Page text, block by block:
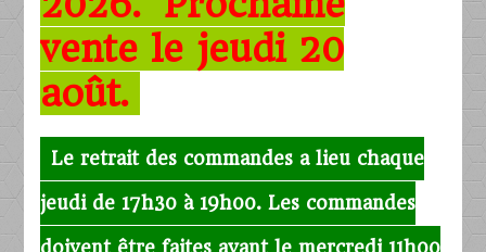
vente le jeudi 20
août.
Le retrait des commandes a lieu chaque
jeudi de 17h30 à 19h00. Les commandes
doivent être faites avant le mercredi 11h00